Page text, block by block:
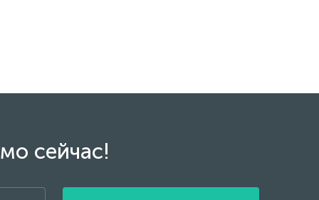
сейчас!